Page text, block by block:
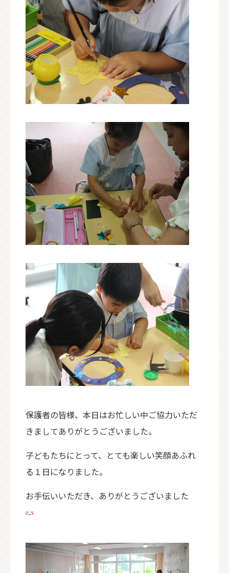
保護者の皆様、本日はお忙しい中ご協力いただ
きましてありがとうございました。
子どもたちにとって、とても楽しい笑顔あふれ
る１日になりました。
お手伝いいただき、ありがとうございました